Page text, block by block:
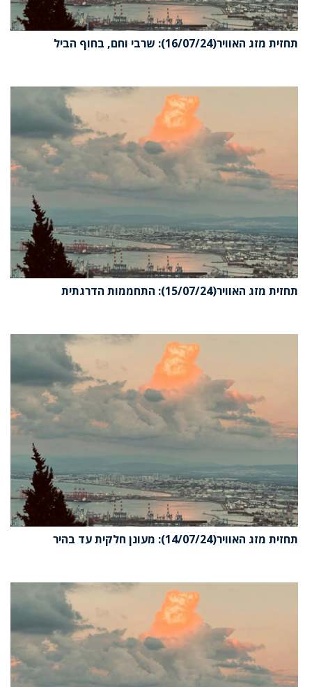
תחזית מזג האוויר(16/07/24): שרבי וחם, בחוף הביל
תחזית מזג האוויר(15/07/24): התחממות הדרגתית
תחזית מזג האוויר(14/07/24): מעונן חלקית עד בהיר